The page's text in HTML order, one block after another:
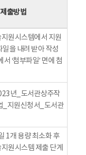
제출방법
원시스템에서 지원
을 내려 받아 작성
‘첨부파일’ 면에 첨
년_도서관상주작
_지원신청서_도서관
1개 용량 최소화 후
원시스템 제출 단계